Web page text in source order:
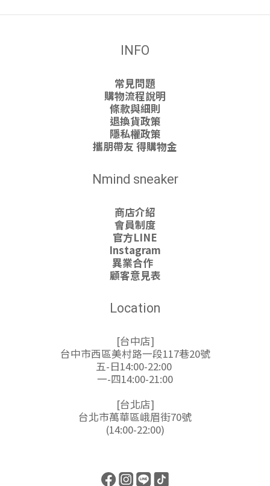
INFO
常見問題
購物流程說明
條款與細則
退換貨政策
隱私權政策
攜朋帶友 得購物金
Nmind sneaker
商店介紹
會員制度
官方LINE
Instagram
異業合作
顧客意見表
Location
[台中店]
台中市西區美村路一段117巷20號
五-日14:00-22:00
一-四14:00-21:00
[台北店]
台北市萬華區峨眉街70號
(14:00-22:00)